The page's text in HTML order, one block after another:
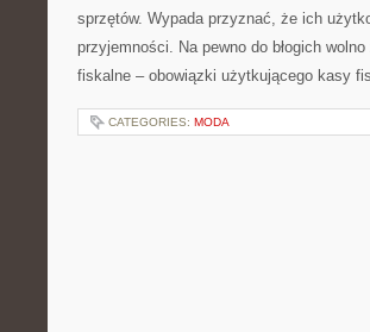
sprzętów. Wypada przyznać, że ich
przyjemności. Na pewno do błogich
fiskalne – obowiązki użytkującego kasy
CATEGORIES: MODA